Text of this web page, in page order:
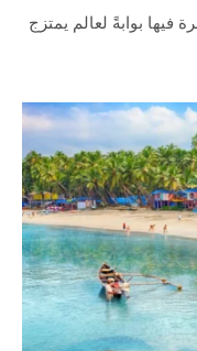
فيها بوابةً لعالم يمتزج